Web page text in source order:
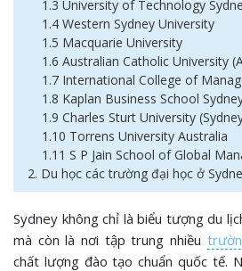
1.3 University of Technology
1.4 Western Sydney University
1.5 Macquarie University
1.6 Australian Catholic University
1.7 International College of
1.8 Kaplan Business School
1.9 Charles Sturt University
1.10 Torrens University Australia
1.11 S P Jain School of Global
2. Du học các trường đại học ở
Sydney không chỉ là biểu tượng du
mà còn là nơi tập trung nhiều
chất lượng đào tạo chuẩn quốc tế.